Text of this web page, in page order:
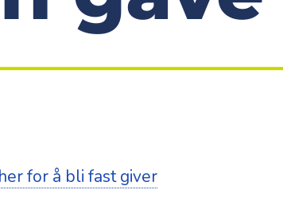
for å bli fast giver